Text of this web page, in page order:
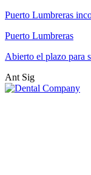
Puerto Lumbreras
Puerto Lumbreras
Abierto el plazo para
Ant Sig